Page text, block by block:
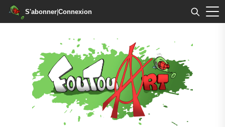
S'abonner|Connexion